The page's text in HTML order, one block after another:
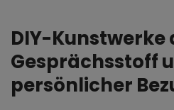
DIY-Kunstwerke
Gesprächsstoff
persönlicher